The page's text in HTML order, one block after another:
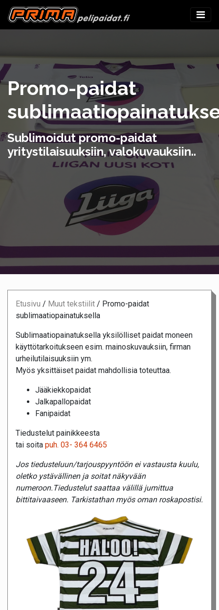
Promo-paidat
Sublimoidut promo-paidat
yritystilaisuuksiin, valokuvauksiin..
Etusivu / Muut tekstiilit / Promo-paidat
sublimaatiopainatuksella
Sublimaatiopainatuksella yksilölliset paidat moneen
käyttötarkoitukseen esim. mainoskuvauksiin, firman
urheilutilaisuuksiin ym.
Myös yksittäiset paidat mahdollisia toteuttaa.
Jääkiekkopaidat
Jalkapallopaidat
Fanipaidat
Tiedustelut painikkeesta
tai soita puh. 03- 364 6465
Jos tiedusteluun/tarjouspyyntöön ei vastausta kuulu,
oletko ystävällinen ja soitat näkyvään
numeroon.Tiedustelut saattaa välillä jumittua
bittitaivaaseen. Tarkistathan myös oman roskapostisi.